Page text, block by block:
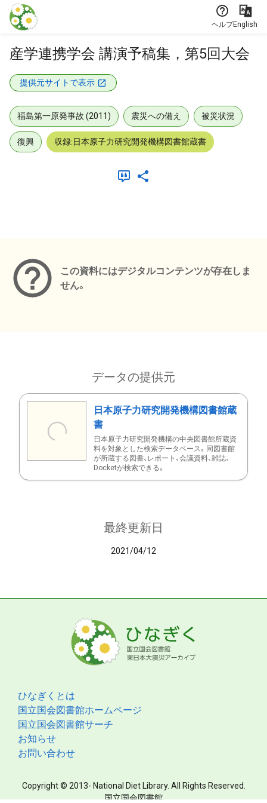
本文に飛ぶ
ヘルプEnglish
産学連携学会 講演予稿集，第5回大会
提供元サイトで表示
福島第一原発事故 (2011) 震災への備え 被災状況
復興 収録:日本原子力研究開発機構図書館蔵書
この資料にはデジタルコンテンツが存在しま
せん。
データの提供元
日本原子力研究開発機構図書館蔵
書
日本原子力研究開発機構の中央図書館所蔵資
料を対象とした検索データベース。同図書館
が所蔵する図書、レポート、会議資料、雑誌、
Docketが検索できる。
最終更新日
2021/04/12
ひなぎくとは
国立国会図書館ホームページ
国立国会図書館サーチ
お知らせ
お問い合わせ
Copyright © 2013- National Diet Library. All Rights Reserved.